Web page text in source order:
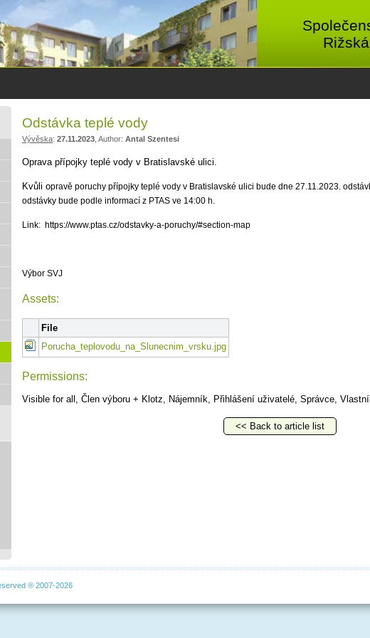
Odstávka teplé vody
Vývěska: 27.11.2023 , Author: Antal Szentesi
Oprava přípojky teplé vody v Bratislavské ulici.
Kvůli opravě poruchy přípojky teplé vody v Bratislavské ulici bude dne 27.11.2023.
odstávky bude podle informací z PTAS ve 14:00 h.
Link: https://www.ptas.cz/odstavky-a-poruchy/#section-map
Výbor SVJ
Assets:
File
Porucha_teplovodu_na_Slunecnim_vrsku.jpg
Permissions:
Visible for all, Člen výboru + Klotz, Nájemník, Přihlášení uživatelé, Správce,
<< Back to article list
® 2007-2026